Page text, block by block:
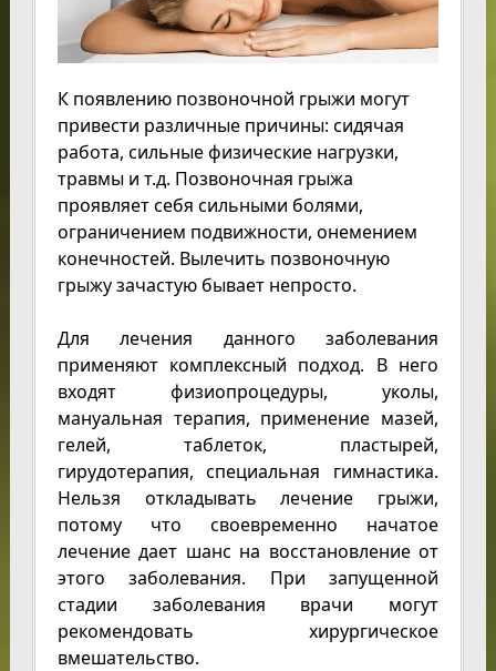
К появлению позвоночной грыжи могут
привести различные причины: сидячая
работа, сильные физические нагрузки,
травмы и т.д. Позвоночная грыжа
проявляет себя сильными болями,
ограничением подвижности, онемением
конечностей. Вылечить позвоночную
грыжу зачастую бывает непросто.
Для лечения данного заболевания
применяют комплексный подход. В него
входят физиопроцедуры, уколы,
мануальная терапия, применение мазей,
гелей, таблеток, пластырей,
гирудотерапия, специальная гимнастика.
Нельзя откладывать лечение грыжи,
потому что своевременно начатое
лечение дает шанс на восстановление от
этого заболевания. При запущенной
стадии заболевания врачи могут
рекомендовать хирургическое
вмешательство.